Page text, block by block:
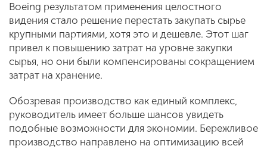
Boeing результатом применения целостного
видения стало решение перестать закупать сырье
крупными партиями, хотя это и дешевле. Этот шаг
привел к повышению затрат на уровне закупки
сырья, но они были компенсированы сокращением
затрат на хранение.
Обозревая производство как единый комплекс,
руководитель имеет больше шансов увидеть
подобные возможности для экономии. Бережливое
производство направлено на оптимизацию всей